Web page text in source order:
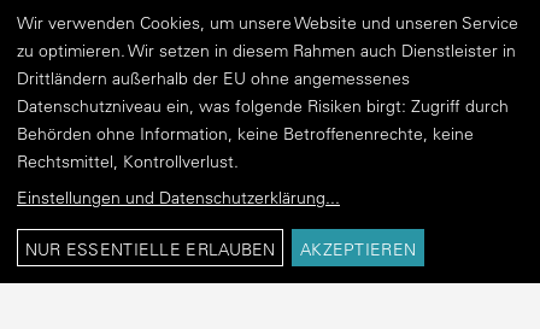
stru­men­talist und ein Sänger mit einer geradezu magischen
Stimme. Wenn Bona die Bühne betritt, darf das Publikum eine
einzig­artige und zutiefst bewegende Perfor­mance erwarten.
Ein hochsym­pa­thi­scher Hüne, der kräftig seinen Bass zupft
und gleich­zeitig mit sanfter Stimme fast sphärische Klänge
ins Mikrofon haucht. Seinen hybriden Musikstil aus Jazz,
Funk sowie afrika­ni­schen Klängen zelebriert er auf das Beein­
dru­ckendste und zieht damit Kritiker und Publikum gleicher­
maßen in seinen Bann.
Hörprobe:
Wir verwenden Cookies, um unsere Website und unseren Service
zu optimieren. Wir setzen in diesem Rahmen auch Dienstleister in
Drittländern außerhalb der EU ohne angemessenes
Datenschutzniveau ein, was folgende Risiken birgt: Zugriff durch
Behörden ohne Information, keine Betroffenenrechte, keine
Rechtsmittel, Kontrollverlust.
Einstellungen und Datenschutzerklärung...
NUR ESSENTIELLE ERLAUBEN AKZEPTIEREN